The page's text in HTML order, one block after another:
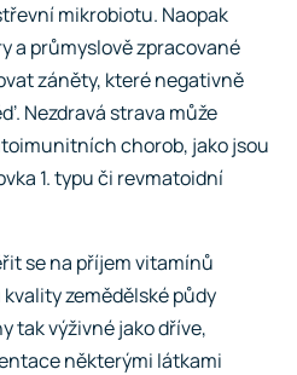
mikrobiotu. Naopak
a průmyslově zpracované
záněty, které negativně
Nezdravá strava může
chorob, jako jsou
1. typu či revmatoidní
se na příjem vitamínů
zemědělské půdy
tak výživné jako dříve,
některými látkami